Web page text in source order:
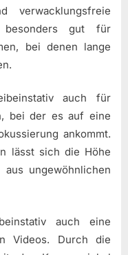
verwacklungsfreie
gut für
bei denen lange
auch für
bei der es auf eine
ankommt.
lässt sich die Höhe
ungewöhnlichen
auch eine
Videos. Durch die